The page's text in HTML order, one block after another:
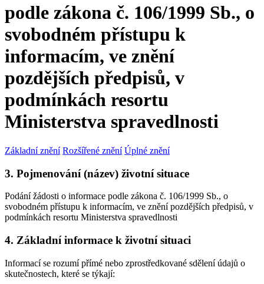
podle zákona č. 106/1999 Sb., o
svobodném přístupu k
informacím, ve znění
pozdějších předpisů, v
podmínkách resortu
Ministerstva spravedlnosti
Základní znění Rozšířené znění Úplné znění
3. Pojmenování (název) životní situace
Podání žádosti o informace podle zákona č. 106/1999 Sb., o
svobodném přístupu k informacím, ve znění pozdějších předpisů, v
podmínkách resortu Ministerstva spravedlnosti
4. Základní informace k životní situaci
Informací se rozumí přímé nebo zprostředkované sdělení údajů o
skutečnostech, které se týkají: